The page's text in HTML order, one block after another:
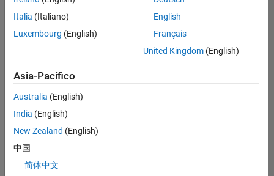
Busque
por
ubicación
todos
empleos
en su
zona.
Senior Security Infrastructure Engineer
Italia (Italiano)
Luxembourg (English)
English
Français
United Kingdom(English)
Asia-Pacífico
Australia (English)
India (English)
New Zealand (English)
中国
简体中文